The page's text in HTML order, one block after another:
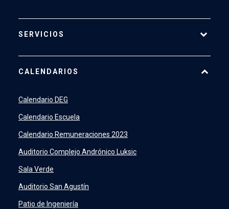
SERVICIOS
SIDINGlaunch
Academic Intelligence
PeopleSoftlaunch
ERPlaunch
CALENDARIOS
Calendario DEG
Calendario Escuela
Calendario Remuneraciones 2023
Auditorio Complejo Andrónico Luksic
Sala Verde
Auditorio San Agustín
Patio de Ingeniería